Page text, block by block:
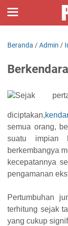
Beranda /Admin /
Sejak
diciptakan,
semua orang,
suatu impian
berkembangya
kecepatannya
pengamanan
Pertumbuhan
terhitung sejak
yang cukup